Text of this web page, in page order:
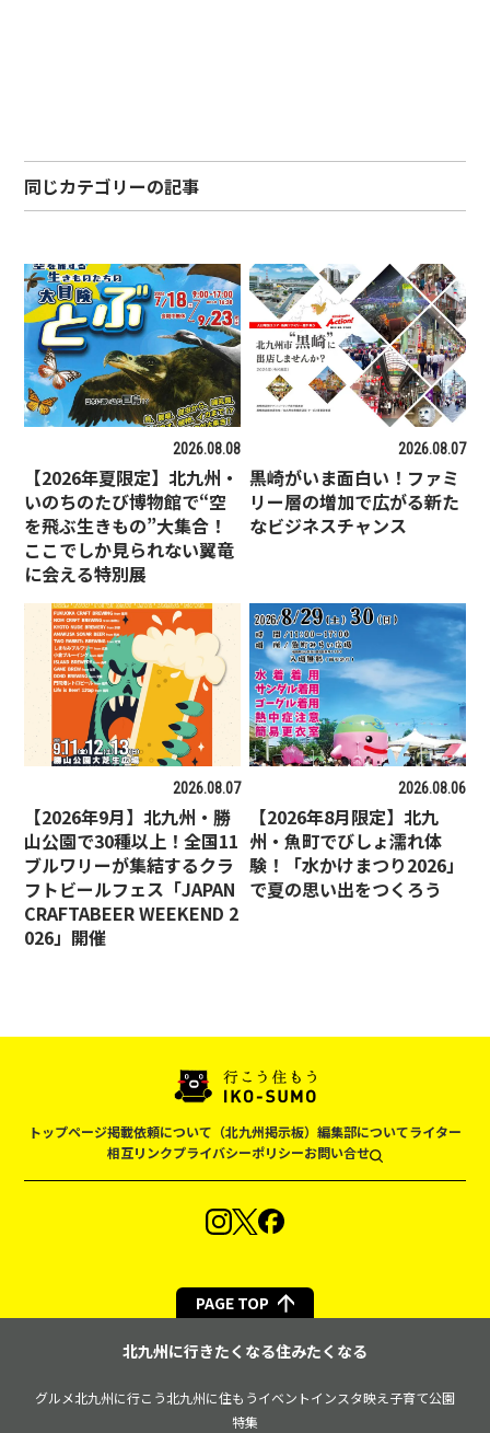
同じカテゴリーの記事
2026.08.08
【2026年夏限定】北九州・
いのちのたび博物館で“空
を飛ぶ生きもの”大集合！
ここでしか見られない翼竜
に会える特別展
2026.08.07
黒崎がいま面白い！ファミ
リー層の増加で広がる新た
なビジネスチャンス
2026.08.07
【2026年9月】北九州・勝
山公園で30種以上！全国11
ブルワリーが集結するクラ
フトビールフェス「JAPAN
CRAFTABEER WEEKEND 2
026」開催
2026.08.06
【2026年8月限定】北九
州・魚町でびしょ濡れ体
験！「水かけまつり2026」
で夏の思い出をつくろう
トップページ掲載依頼について（北九州掲示板） 編集部についてライター
相互リンクプライバシーポリシーお問い合せ
PAGE TOP
北九州に行きたくなる住みたくなる
グルメ北九州に行こう北九州に住もうイベントインスタ映え 子育て公園
特集